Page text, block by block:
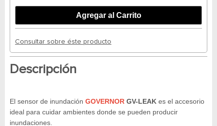
Consultar sobre éste producto
Descripción
El sensor de inundación GOVERNOR GV-LEAK es el accesorio
ideal para cuidar ambientes donde se pueden producir
inundaciones.